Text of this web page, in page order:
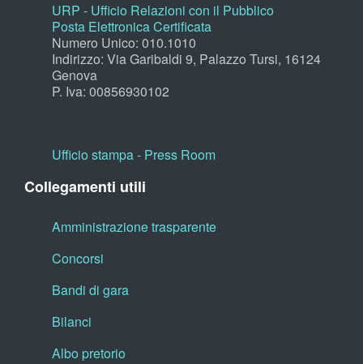
URP - Ufficio Relazioni con il Pubblico
Posta Elettronica Certificata
Numero Unico: 010.1010
Indirizzo: Via Garibaldi 9, Palazzo Tursi, 16124
Genova
P. Iva: 00856930102
Ufficio stampa - Press Room
Collegamenti utili
Amministrazione trasparente
Concorsi
Bandi di gara
Bilanci
Albo pretorio